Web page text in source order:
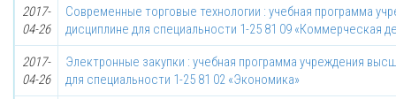
2017-
04-26
Современные торговые технологии : учебная программа
дисциплине для специальности 1-25 81 09 «Коммерческая
2017-
04-26
Электронные закупки : учебная программа учреждения
для специальности 1-25 81 02 «Экономика»